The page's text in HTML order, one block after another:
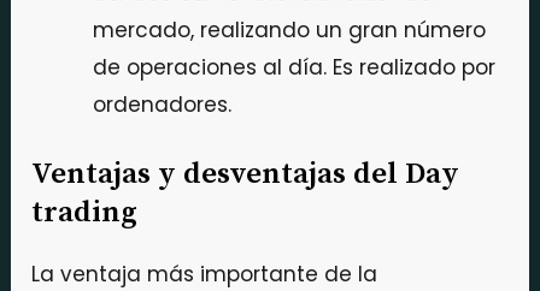
mercado, realizando un gran número
de operaciones al día. Es realizado por
ordenadores.
Ventajas y desventajas del Day
trading
La ventaja más importante de la